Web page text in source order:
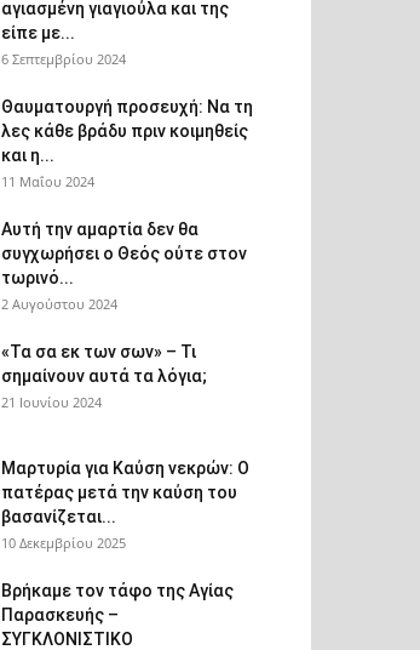
αγιασμένη γιαγιούλα και της
είπε με...
6 Σεπτεμβρίου 2024
Θαυματουργή προσευχή: Να τη
λες κάθε βράδυ πριν κοιμηθείς
και η...
11 Μαΐου 2024
Αυτή την αμαρτία δεν θα
συγχωρήσει ο Θεός ούτε στον
τωρινό...
2 Αυγούστου 2024
«Τα σα εκ των σων» – Τι
σημαίνουν αυτά τα λόγια;
21 Ιουνίου 2024
Μαρτυρία για Καύση νεκρών: Ο
πατέρας μετά την καύση του
βασανίζεται...
10 Δεκεμβρίου 2025
Βρήκαμε τον τάφο της Αγίας
Παρασκευής –
ΣΥΓΚΛΟΝΙΣΤΙΚΟ